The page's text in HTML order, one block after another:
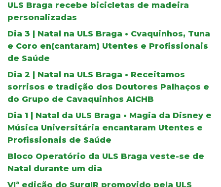
ULS Braga recebe bicicletas de madeira
personalizadas
Dia 3 | Natal na ULS Braga • Cvaquinhos, Tuna
e Coro en(cantaram) Utentes e Profissionais
de Saúde
Dia 2 | Natal na ULS Braga • Receitamos
sorrisos e tradição dos Doutores Palhaços e
do Grupo de Cavaquinhos AICHB
Dia 1 | Natal da ULS Braga • Magia da Disney e
Música Universitária encantaram Utentes e
Profissionais de Saúde
Bloco Operatório da ULS Braga veste-se de
Natal durante um dia
VIª edição do SurgIR promovido pela ULS